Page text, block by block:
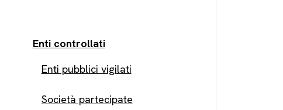
Enti controllati
Enti pubblici vigilati
Società partecipate